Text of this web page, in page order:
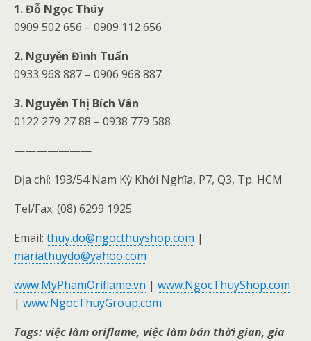
1. Đỗ Ngọc Thúy
0909 502 656 – 0909 112 656
2. Nguyễn Đình Tuấn
0933 968 887 – 0906 968 887
3. Nguyễn Thị Bích Vân
0122 279 27 88 – 0938 779 588
———————
Địa chỉ: 193/54 Nam Kỳ Khởi Nghĩa, P7, Q3, Tp. HCM
Tel/Fax: (08) 6299 1925
Email: thuy.do@ngocthuyshop.com |
mariathuydo@yahoo.com
www.MyPhamOriflame.vn | www.NgocThuyShop.com
| www.NgocThuyGroup.com
Tags: việc làm oriflame, việc làm bán thời gian, gia